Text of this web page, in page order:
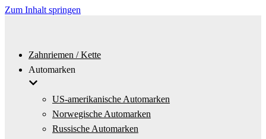
Zum Inhalt springen
Zahnriemen / Kette
Automarken
US-amerikanische Automarken
Norwegische Automarken
Russische Automarken